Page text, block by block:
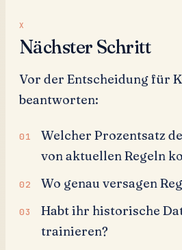
Nächster Schritt
Vor der Entscheidung für
beantworten:
Welcher Prozentsatz
von aktuellen Regeln
Wo genau versagen
Habt ihr historische
trainieren?